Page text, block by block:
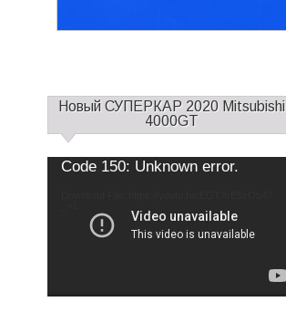
С
й
д
Новый СУПЕРКАР 2020 Mitsubishi
4000GT
Video
Code 150: Unknown error.Use
Up/Down
or
decrease
volume.